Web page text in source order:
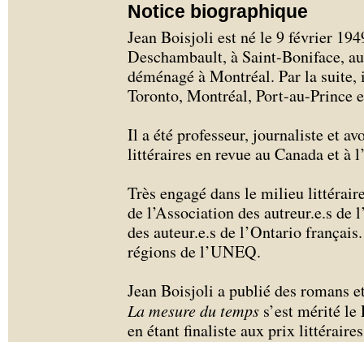
Notice biographique
Jean Boisjoli est né le 9 février
Deschambault, à Saint-Boniface,
déménagé à Montréal. Par la
Toronto, Montréal, Port-au-Prince
Il a été professeur, journaliste et
littéraires en revue au Canada et à
Très engagé dans le milieu
de l’Association des autreur.e.s de
des auteur.e.s de l’Ontario
régions de l’UNEQ.
Jean Boisjoli a publié des romans
La mesure du temps s’est mérité
en étant finaliste aux prix